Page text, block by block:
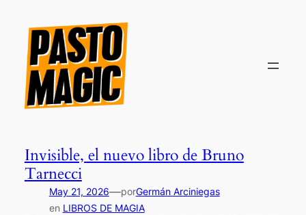
contenido
Invisible, el nuevo libro de Bruno
Tarnecci
May 21, 2026—porGermán Arciniegas
en LIBROS DE MAGIA